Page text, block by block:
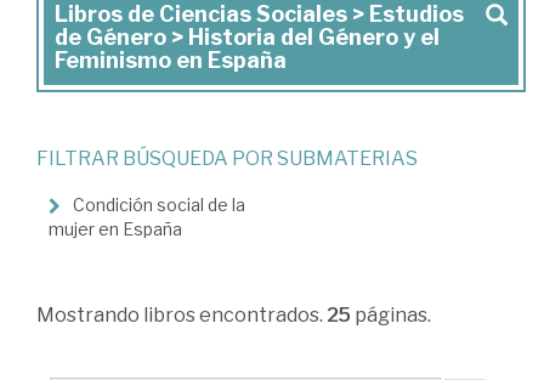
Libros
de
Ciencias
Sociales
>
Estudios
>
Libros de Ciencias Sociales > Estudios
de Género > Historia del Género y el
Feminismo en España
FILTRAR BÚSQUEDA POR SUBMATERIAS
Condición social de la
mujer en España
Mostrando libros encontrados. 25 páginas.